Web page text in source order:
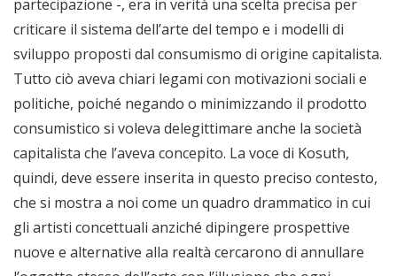
partecipazione -, era in verità una scelta precisa per
criticare il sistema dell’arte del tempo e i modelli di
sviluppo proposti dal consumismo di origine capitalista.
Tutto ciò aveva chiari legami con motivazioni sociali e
politiche, poiché negando o minimizzando il prodotto
consumistico si voleva delegittimare anche la società
capitalista che l’aveva concepito. La voce di Kosuth,
quindi, deve essere inserita in questo preciso contesto,
che si mostra a noi come un quadro drammatico in cui
gli artisti concettuali anziché dipingere prospettive
nuove e alternative alla realtà cercarono di annullare